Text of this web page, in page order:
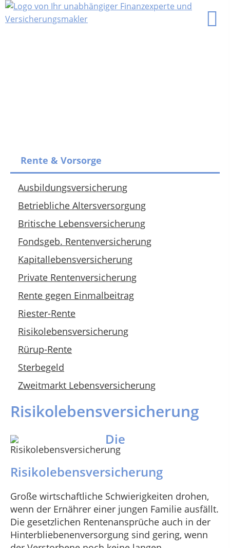
Rente & Vorsorge
Ausbildungsversicherung
Betriebliche Altersversorgung
Britische Lebensversicherung
Fondsgeb. Rentenversicherung
Kapitallebensversicherung
Private Rentenversicherung
Rente gegen Einmalbeitrag
Riester-Rente
Risikolebensversicherung
Rürup-Rente
Sterbegeld
Zweitmarkt Lebensversicherung
Risikolebensversicherung
Die
Risikolebensversicherung
Große wirtschaftliche Schwierigkeiten drohen,
wenn der Ernährer einer jungen Familie ausfällt.
Die gesetzlichen Rentenansprüche auch in der
Hinterbliebenenversorgung sind gering, wenn